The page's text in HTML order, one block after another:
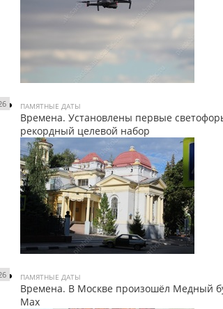
ПАМЯТНЫЕ ДАТЫ
Времена. Установлены первые
рекордный целевой набор
ПАМЯТНЫЕ ДАТЫ
Времена. В Москве произошёл Медный
Мах